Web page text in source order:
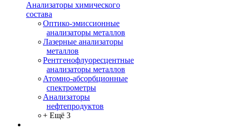
Анализаторы химического
состава
Оптико-эмиссионные
анализаторы металлов
Лазерные анализаторы
металлов
Рентгенофлуоресцентные
анализаторы металлов
Атомно-абсорбционные
спектрометры
Анализаторы
нефтепродуктов
+ Ещё 3